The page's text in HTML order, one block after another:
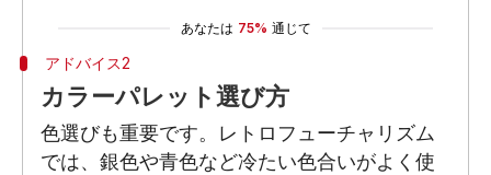
あなたは 75% 通じて
アドバイス2
カラーパレット選び方
色選びも重要です。レトロフューチャリズム
では、銀色や青色など冷たい色合いがよく使